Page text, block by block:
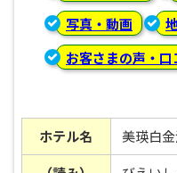
写真・動画
お客さまの声・口
ホテル名
美瑛白